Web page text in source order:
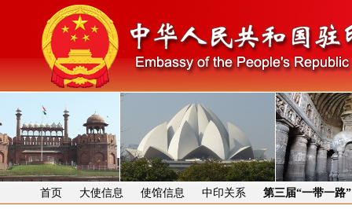
首页 大使信息 使馆信息 中印关系 第三届“一带一路